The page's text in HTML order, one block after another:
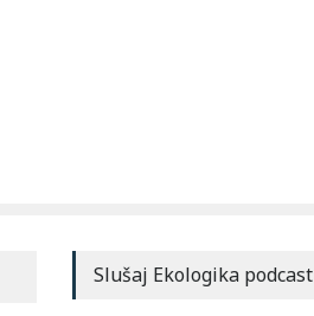
Slušaj Ekologika podcast